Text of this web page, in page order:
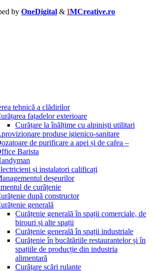
by OneDigital & IMCreative.ro
tehnică a clădirilor
fațadelor exterioare
Curățare la înălțime cu alpiniști utilitari
produse igienico-sanitare
de purificare a apei și de cafea –
Barista
și instalatori calificați
deșeurilor
de curățenie
după constructor
generală
Curățenie generală în spații comerciale, de
birouri și alte spații
Curățenie generală în spații industriale
Curățenie în bucătăriile restaurantelor și în
spațiile de producție din industria
alimentară
Curățare scări rulante